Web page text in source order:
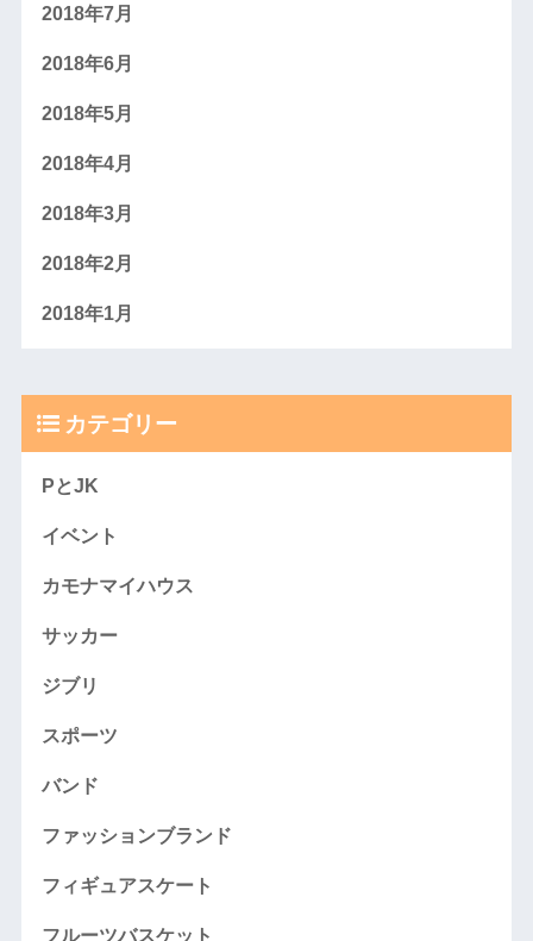
2018年7月
2018年6月
2018年5月
2018年4月
2018年3月
2018年2月
2018年1月
カテゴリー
PとJK
イベント
カモナマイハウス
サッカー
ジブリ
スポーツ
バンド
ファッションブランド
フィギュアスケート
フルーツバスケット